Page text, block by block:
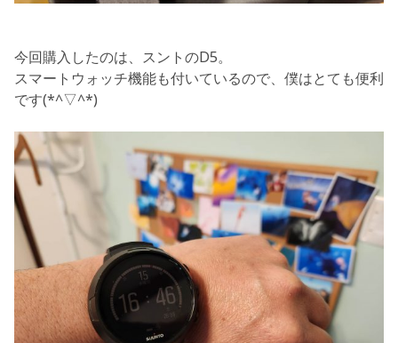
今回購入したのは、スントのD5。
スマートウォッチ機能も付いているので、僕はとても便利
です(*^▽^*)